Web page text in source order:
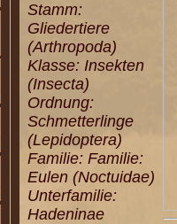
Stamm:
Gliedertiere
(Arthropoda)
Klasse: Insekten
(Insecta)
Ordnung:
Schmetterlinge
(Lepidoptera)
Familie: Familie:
Eulen (Noctuidae)
Unterfamilie:
Hadeninae